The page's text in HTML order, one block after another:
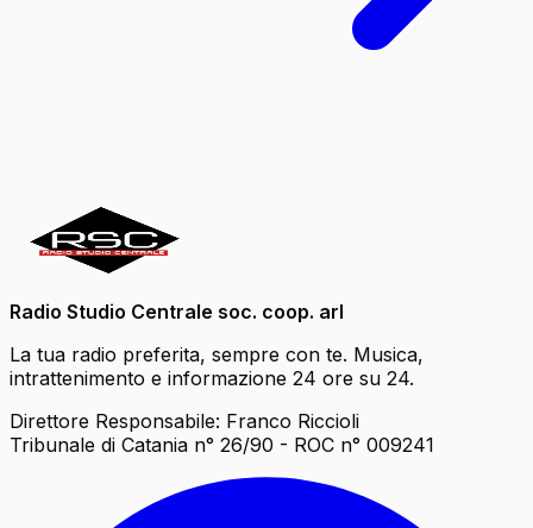
Radio Studio Centrale soc. coop. arl
La tua radio preferita, sempre con te. Musica,
intrattenimento e informazione 24 ore su 24.
Direttore Responsabile: Franco Riccioli
Tribunale di Catania n° 26/90 - ROC n° 009241